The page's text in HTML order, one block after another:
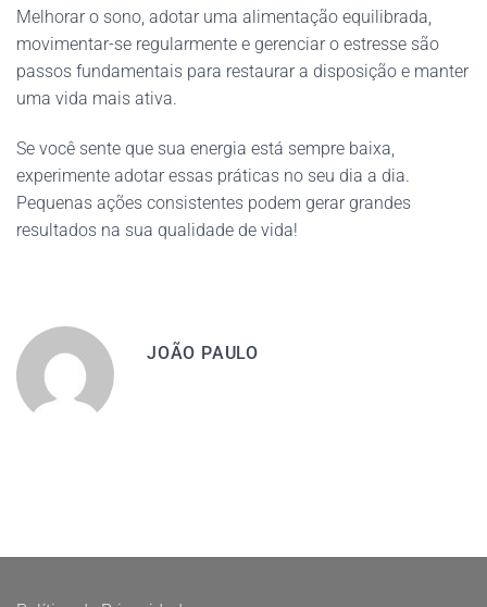
Melhorar o sono, adotar uma alimentação equilibrada,
movimentar-se regularmente e gerenciar o estresse são
passos fundamentais para restaurar a disposição e manter
uma vida mais ativa.
Se você sente que sua energia está sempre baixa,
experimente adotar essas práticas no seu dia a dia.
Pequenas ações consistentes podem gerar grandes
resultados na sua qualidade de vida!
JOÃO PAULO